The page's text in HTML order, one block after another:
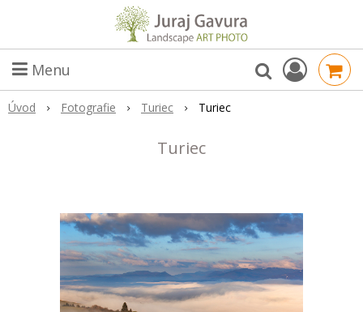
Menu
Úvod Fotografie Turiec Turiec
Turiec